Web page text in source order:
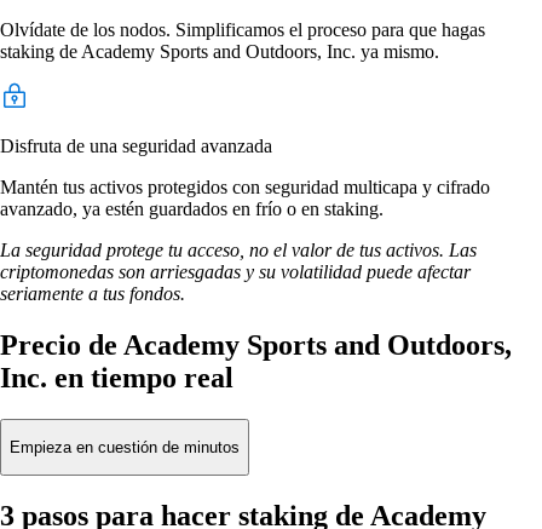
Olvídate de los nodos. Simplificamos el proceso para que hagas
staking de Academy Sports and Outdoors, Inc. ya mismo.
Disfruta de una seguridad avanzada
Mantén tus activos protegidos con seguridad multicapa y cifrado
avanzado, ya estén guardados en frío o en staking.
La seguridad protege tu acceso, no el valor de tus activos. Las
criptomonedas son arriesgadas y su volatilidad puede afectar
seriamente a tus fondos.
Precio de Academy Sports and Outdoors,
Inc. en tiempo real
Empieza en cuestión de minutos
3 pasos para hacer staking de Academy